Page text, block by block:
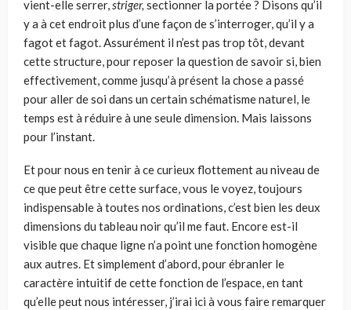
vient-elle serrer,striger, sectionner la portée ? Disons qu’il
y a à cet endroit plus d’une façon de s’interroger, qu’il y a
fagot et fagot. Assurément il n’est pas trop tôt, devant
cette structure, pour reposer la question de savoir si, bien
effectivement, comme jusqu’à présent la chose a passé
pour aller de soi dans un certain schématisme naturel, le
temps est à réduire à une seule dimen­sion. Mais laissons
pour l’instant.
Et pour nous en tenir à ce curieux flottement au niveau de
ce que peut être cette surface, vous le voyez, toujours
indispensable à toutes nos ordinations, c’est bien les deux
dimensions du tableau noir qu’il me faut. Encore est-il
visible que chaque ligne n’a point une fonction homogène
aux autres. Et simplement d’abord, pour ébranler le
caractère intuitif de cette fonction de l’espace, en tant
qu’elle peut nous intéresser, j’irai ici à vous faire remarquer